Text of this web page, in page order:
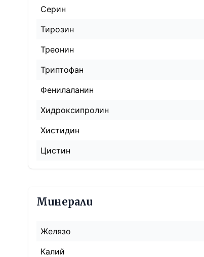
Серин
Тирозин
Треонин
Триптофан
Фенилаланин
Хидроксипролин
Хистидин
Цистин
Минерали
Желязо
Калий